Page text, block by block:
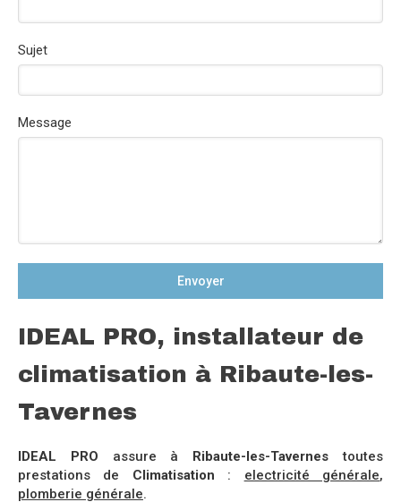
Sujet
Message
Envoyer
IDEAL PRO, installateur de
climatisation à Ribaute-les-
Tavernes
IDEAL PRO assure à Ribaute-les-Tavernes toutes
prestations de Climatisation : electricité générale,
plomberie générale.